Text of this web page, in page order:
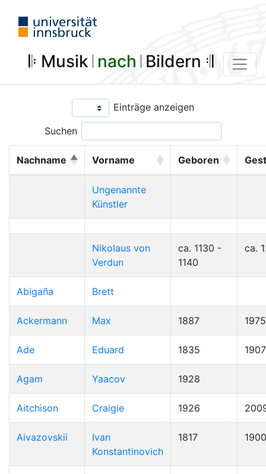
𝄆 Musik 𝄀 nach 𝄀 Bildern 𝄇
Einträge anzeigen
Suchen
Nachname Vorname Geboren
Ungenannte
Künstler
Nikolaus von
Verdun
ca. 1130 -
1140
ca.
Abigaña Brett
Ackermann Max 1887 1975
Ade Eduard 1835 1907
Agam Yaacov 1928
Aitchison Craigie 1926
Aivazovskii
Ivan
Konstantinovich
1817 1900